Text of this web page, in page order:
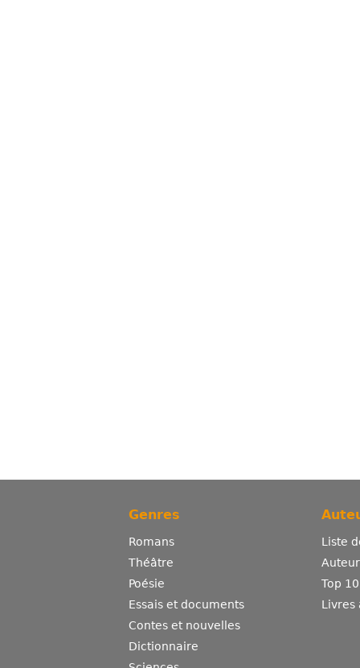
Genres
Romans
Théâtre
Poésie
Essais et documents
Contes et nouvelles
Dictionnaire
Liste
Top
Livres